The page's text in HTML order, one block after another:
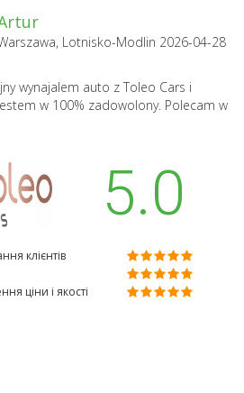
Lotnisko-Modlin 2026-04-28
wynajalem auto z Toleo Cars i
w 100% zadowolony. Polecam w
5.0
клієнтів
ціни і якості